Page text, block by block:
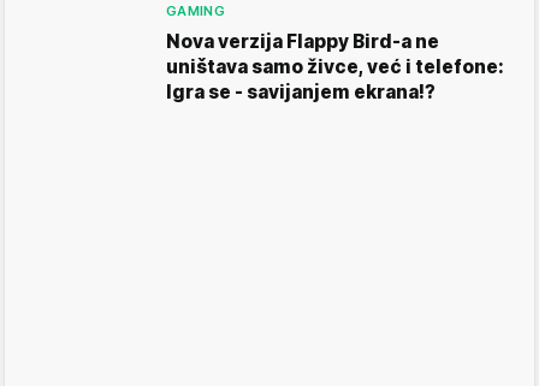
GAMING
Nova verzija Flappy Bird-a ne
uništava samo živce, već i telefone:
Igra se - savijanjem ekrana!?